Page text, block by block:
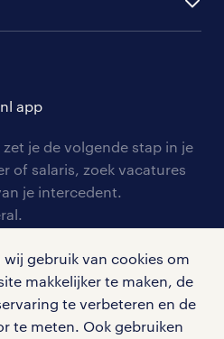
gebruik van cookies om
makkelijker te maken, de
te verbeteren en de
te meten. Ook gebruiken
app
je de volgende stap in je
of salaris, zoek vacatures
je intercedent.